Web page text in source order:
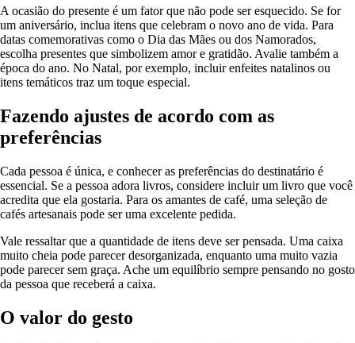
A ocasião do presente é um fator que não pode ser esquecido. Se for
um aniversário, inclua itens que celebram o novo ano de vida. Para
datas comemorativas como o Dia das Mães ou dos Namorados,
escolha presentes que simbolizem amor e gratidão. Avalie também a
época do ano. No Natal, por exemplo, incluir enfeites natalinos ou
itens temáticos traz um toque especial.
Fazendo ajustes de acordo com as
preferências
Cada pessoa é única, e conhecer as preferências do destinatário é
essencial. Se a pessoa adora livros, considere incluir um livro que você
acredita que ela gostaria. Para os amantes de café, uma seleção de
cafés artesanais pode ser uma excelente pedida.
Vale ressaltar que a quantidade de itens deve ser pensada. Uma caixa
muito cheia pode parecer desorganizada, enquanto uma muito vazia
pode parecer sem graça. Ache um equilíbrio sempre pensando no gosto
da pessoa que receberá a caixa.
O valor do gesto